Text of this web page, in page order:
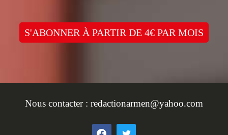
S'ABONNER À PARTIR DE 4€ PAR MOIS
Nous contacter : redactionarmen@yahoo.com